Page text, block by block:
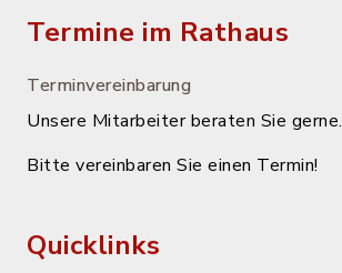
Termine im Rathaus
Terminvereinbarung
Unsere Mitarbeiter beraten Sie gerne.
Bitte vereinbaren Sie einen Termin!
Quicklinks